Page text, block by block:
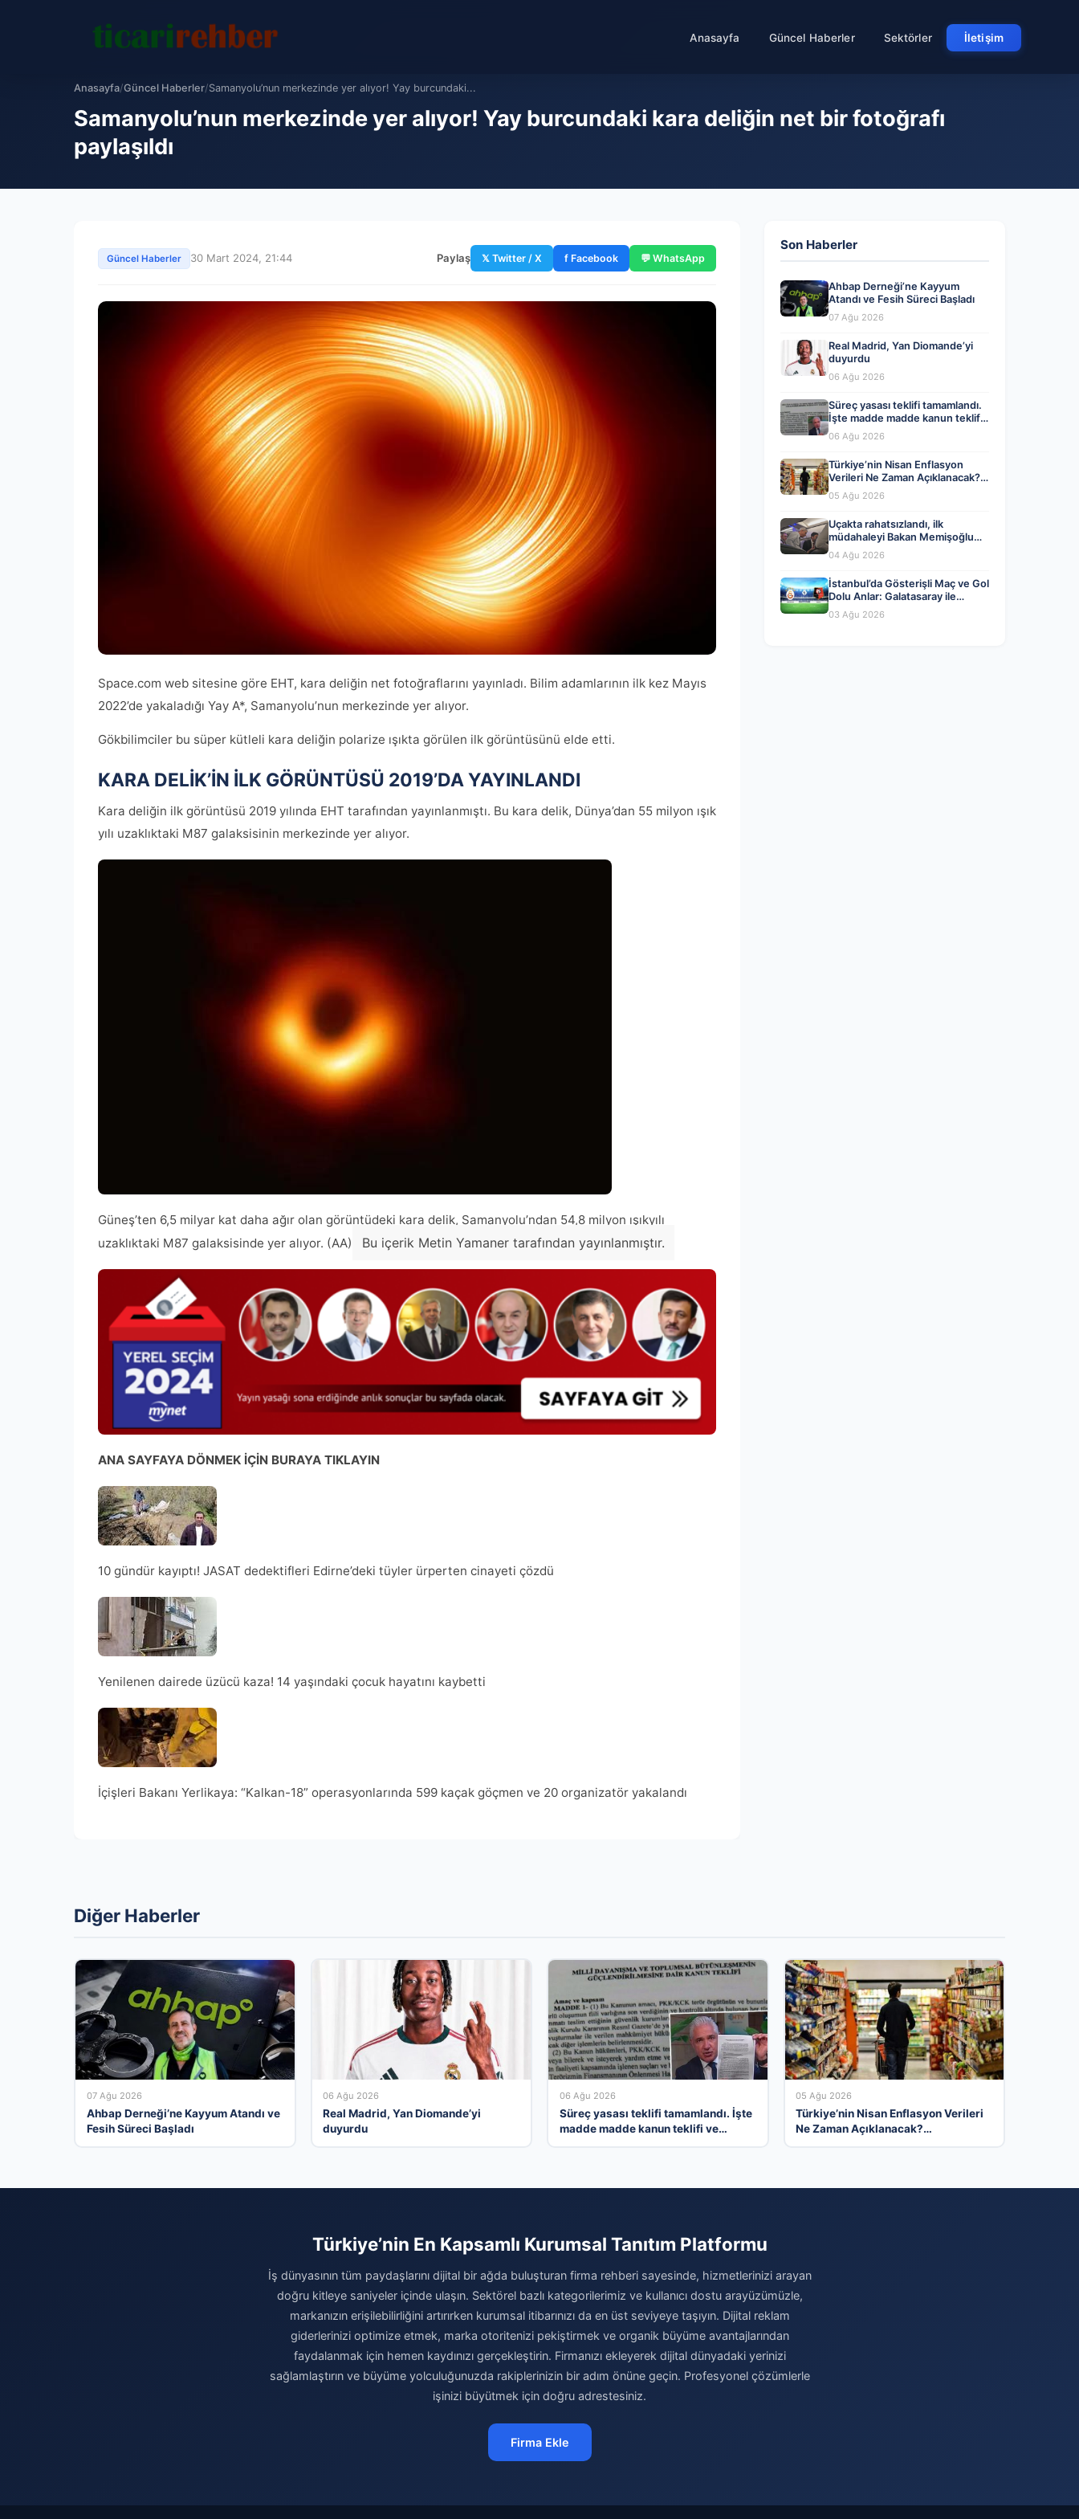
Anasayfa Güncel Haberler Sektörler İletişim
Anasayfa/Güncel Haberler/Samanyolu’nun merkezinde yer alıyor! Yay burcundaki...
Samanyolu’nun merkezinde yer alıyor! Yay burcundaki kara deliğin net bir fotoğrafı
paylaşıldı
Güncel Haberler 30 Mart 2024, 21:44 Paylaş 𝕏 Twitter / X f Facebook 💬 WhatsApp
Space.com web sitesine göre EHT, kara deliğin net fotoğraflarını yayınladı. Bilim adamlarının ilk kez Mayıs
2022’de yakaladığı Yay A*, Samanyolu’nun merkezinde yer alıyor.
Gökbilimciler bu süper kütleli kara deliğin polarize ışıkta görülen ilk görüntüsünü elde etti.
KARA DELİK’İN İLK GÖRÜNTÜSÜ 2019’DA YAYINLANDI
Kara deliğin ilk görüntüsü 2019 yılında EHT tarafından yayınlanmıştı. Bu kara delik, Dünya’dan 55 milyon ışık
yılı uzaklıktaki M87 galaksisinin merkezinde yer alıyor.
Güneş’ten 6,5 milyar kat daha ağır olan görüntüdeki kara delik, Samanyolu’ndan 54,8 milyon ışıkyılı
uzaklıktaki M87 galaksisinde yer alıyor. (AA)
Bu içerik Metin Yamaner tarafından yayınlanmıştır.
ANA SAYFAYA DÖNMEK İÇİN BURAYA TIKLAYIN
10 gündür kayıptı! JASAT dedektifleri Edirne’deki tüyler ürperten cinayeti çözdü
Yenilenen dairede üzücü kaza! 14 yaşındaki çocuk hayatını kaybetti
İçişleri Bakanı Yerlikaya: “Kalkan-18” operasyonlarında 599 kaçak göçmen ve 20 organizatör yakalandı
Son Haberler
Ahbap Derneği’ne Kayyum
Atandı ve Fesih Süreci Başladı
07 Ağu 2026
Real Madrid, Yan Diomande’yi
duyurdu
06 Ağu 2026
Süreç yasası teklifi tamamlandı.
İşte madde madde kanun teklifi
ve gerekçelerinin tam metni
06 Ağu 2026
Türkiye’nin Nisan Enflasyon
Verileri Ne Zaman Açıklanacak?
Ekonomistlerin Tahminleri ve
Beklentiler
05 Ağu 2026
Uçakta rahatsızlandı, ilk
müdahaleyi Bakan Memişoğlu
yaptı
04 Ağu 2026
İstanbul’da Gösterişli Maç ve Gol
Dolu Anlar: Galatasaray ile
Rennes Berabere Kaldı
03 Ağu 2026
Diğer Haberler
07 Ağu 2026
Ahbap Derneği’ne Kayyum Atandı ve
Fesih Süreci Başladı
06 Ağu 2026
Real Madrid, Yan Diomande’yi
duyurdu
06 Ağu 2026
Süreç yasası teklifi tamamlandı. İşte
madde madde kanun teklifi ve
05 Ağu 2026
Türkiye’nin Nisan Enflasyon Verileri
Ne Zaman Açıklanacak?
Türkiye’nin En Kapsamlı Kurumsal Tanıtım Platformu
İş dünyasının tüm paydaşlarını dijital bir ağda buluşturan firma rehberi sayesinde, hizmetlerinizi arayan
doğru kitleye saniyeler içinde ulaşın. Sektörel bazlı kategorilerimiz ve kullanıcı dostu arayüzümüzle,
markanızın erişilebilirliğini artırırken kurumsal itibarınızı da en üst seviyeye taşıyın. Dijital reklam
giderlerinizi optimize etmek, marka otoritenizi pekiştirmek ve organik büyüme avantajlarından
faydalanmak için hemen kaydınızı gerçekleştirin. Firmanızı ekleyerek dijital dünyadaki yerinizi
sağlamlaştırın ve büyüme yolculuğunuzda rakiplerinizin bir adım önüne geçin. Profesyonel çözümlerle
işinizi büyütmek için doğru adrestesiniz.
Firma Ekle